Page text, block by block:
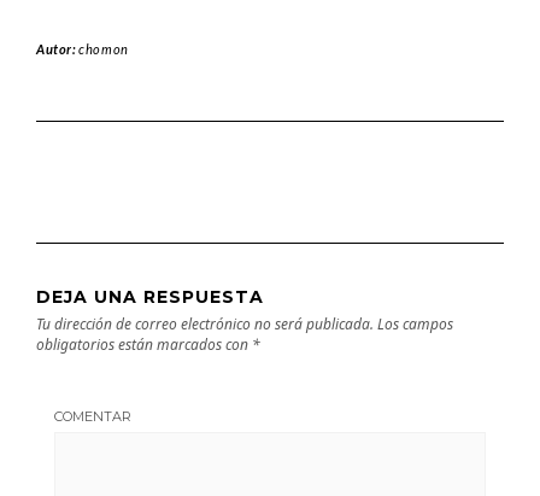
Autor:chomon
DEJA UNA RESPUESTA
Tu dirección de correo electrónico no será publicada. Los campos
obligatorios están marcados con *
COMENTAR